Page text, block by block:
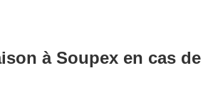
à Soupex en cas de